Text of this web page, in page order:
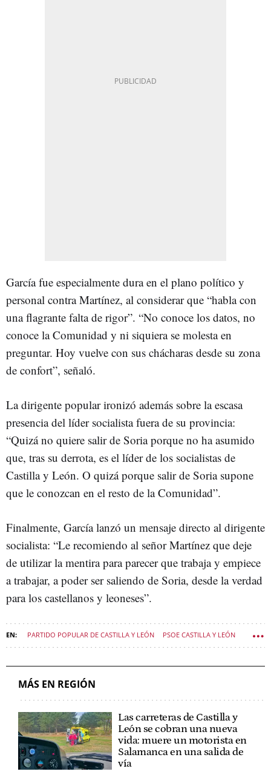
García fue especialmente dura en el plano político y
personal contra Martínez, al considerar que “habla con
una flagrante falta de rigor”. “No conoce los datos, no
conoce la Comunidad y ni siquiera se molesta en
preguntar. Hoy vuelve con sus chácharas desde su zona
de confort”, señaló.
La dirigente popular ironizó además sobre la escasa
presencia del líder socialista fuera de su provincia:
“Quizá no quiere salir de Soria porque no ha asumido
que, tras su derrota, es el líder de los socialistas de
Castilla y León. O quizá porque salir de Soria supone
que le conozcan en el resto de la Comunidad”.
Finalmente, García lanzó un mensaje directo al dirigente
socialista: “Le recomiendo al señor Martínez que deje
de utilizar la mentira para parecer que trabaja y empiece
a trabajar, a poder ser saliendo de Soria, desde la verdad
para los castellanos y leoneses”.
PARTIDO POPULAR DE CASTILLA Y LEÓN PSOE CASTILLA Y LEÓN
MÁS EN REGIÓN
Las carreteras de Castilla y
León se cobran una nueva
vida: muere un motorista en
Salamanca en una salida de
vía